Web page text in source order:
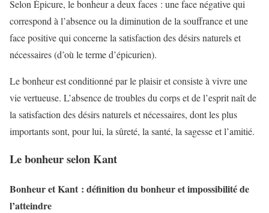
Selon Épicure, le bonheur a deux faces : une face négative qui
correspond à l’absence ou la diminution de la souffrance et une
face positive qui concerne la satisfaction des désirs naturels et
nécessaires (d’où le terme d’épicurien).
Le bonheur est conditionné par le plaisir et consiste à vivre une
vie vertueuse. L’absence de troubles du corps et de l’esprit naît de
la satisfaction des désirs naturels et nécessaires, dont les plus
importants sont, pour lui, la sûreté, la santé, la sagesse et l’amitié.
Le bonheur selon Kant
Bonheur et Kant : définition du bonheur et impossibilité de
l’atteindre